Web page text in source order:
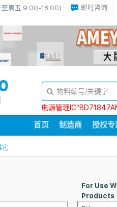
至周五 9:00-18:00] 即时咨询
电源管理
首页 制造商 授权专
它
For Use
Products